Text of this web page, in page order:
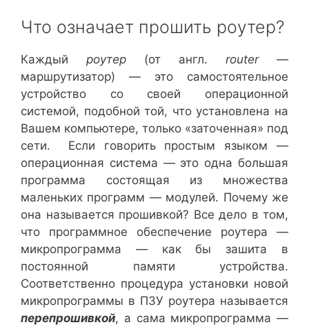
Что означает прошить роутер?
Каждый роутер (от англ. router—
маршрутизатор) — это самостоятельное
устройство со своей операционной
системой, подобной той, что установлена на
Вашем компьютере, только «заточенная» под
сети. Если говорить простым языком —
операционная система — это одна большая
программа состоящая из множества
маленьких программ — модулей. Почему же
она называется прошивкой? Все дело в том,
что программное обеспечение роутера —
микропрограмма — как бы зашита в
постоянной памяти устройства.
Соответственно процедура установки новой
микропрограммы в ПЗУ роутера называется
перепрошивкой, а сама микропрограмма —